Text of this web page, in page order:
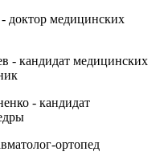
доктор медицинских
- кандидат медицинских
- кандидат
ортопед